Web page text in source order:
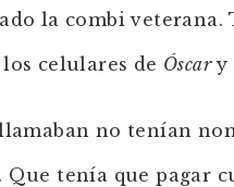
la combi veterana.
celulares de Óscary
no tenían
Que tenía que pagar